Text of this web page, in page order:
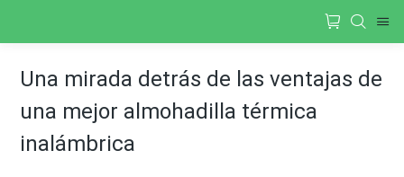
Una mirada detrás de las ventajas de
una mejor almohadilla térmica
inalámbrica